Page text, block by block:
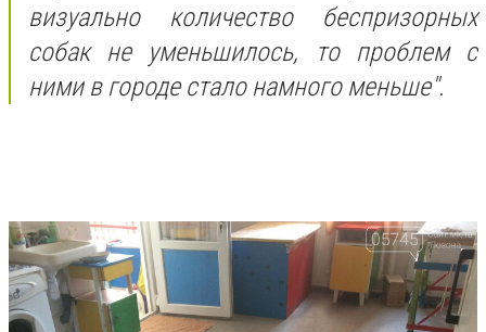
визуально количество беспризорных
собак не уменьшилось, то проблем с
ними в городе стало намного меньше".